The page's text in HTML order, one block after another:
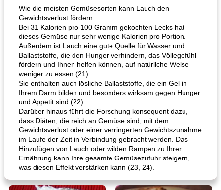
Wie die meisten Gemüsesorten kann Lauch den
Gewichtsverlust fördern.
Bei 31 Kalorien pro 100 Gramm gekochten Lecks hat
dieses Gemüse nur sehr wenige Kalorien pro Portion.
Außerdem ist Lauch eine gute Quelle für Wasser und
Ballaststoffe, die den Hunger verhindern, das Völlegefühl
fördern und Ihnen helfen können, auf natürliche Weise
weniger zu essen (21).
Sie enthalten auch lösliche Ballaststoffe, die ein Gel in
Ihrem Darm bilden und besonders wirksam gegen Hunger
und Appetit sind (22).
Darüber hinaus führt die Forschung konsequent dazu,
dass Diäten, die reich an Gemüse sind, mit dem
Gewichtsverlust oder einer verringerten Gewichtszunahme
im Laufe der Zeit in Verbindung gebracht werden. Das
Hinzufügen von Lauch oder wilden Rampen zu Ihrer
Ernährung kann Ihre gesamte Gemüsezufuhr steigern,
was diesen Effekt verstärken kann (23, 24).